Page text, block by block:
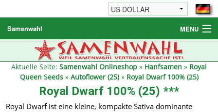
Samenwahl MENU
Hanfsamen
Weitere Produkte
Bestellhinweise / FAQ
Reseller
Aktuelle Seite: Samenwahl Onlineshop » Hanfsamen » Royal
Queen Seeds» Autoflower (25)» Royal Dwarf 100% (25)
Royal Dwarf 100% (25) ***
Royal Dwarf ist eine kleine, kompakte Sativa dominante